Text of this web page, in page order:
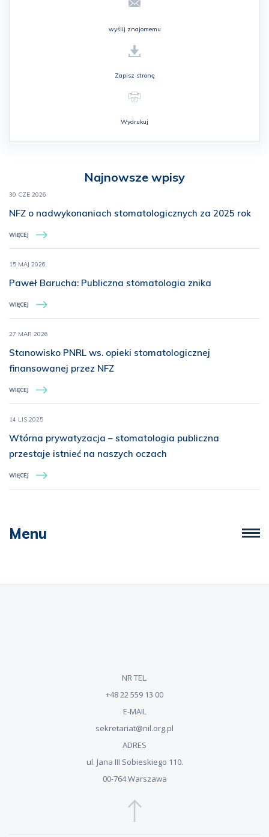
Najnowsze wpisy
30 CZE 2026
NFZ o nadwykonaniach stomatologicznych za 2025 rok
WIĘCEJ
15 MAJ 2026
Paweł Barucha: Publiczna stomatologia znika
WIĘCEJ
27 MAR 2026
Stanowisko PNRL ws. opieki stomatologicznej
finansowanej przez NFZ
WIĘCEJ
14 LIS 2025
Wtórna prywatyzacja – stomatologia publiczna
przestaje istnieć na naszych oczach
WIĘCEJ
Menu
wyślij znajomemu
Zapisz stronę
Wydrukuj
NR TEL.
+48 22 559 13 00
E-MAIL
sekretariat@nil.org.pl
ADRES
ul. Jana III Sobieskiego 110.
00-764 Warszawa